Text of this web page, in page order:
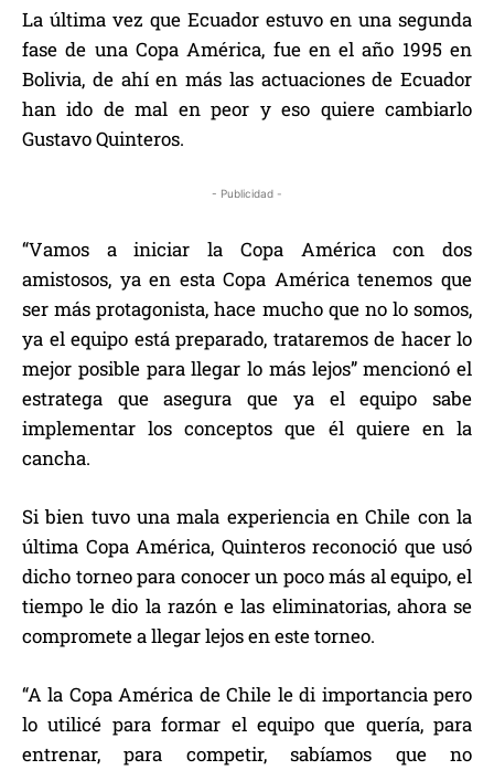
La última vez que Ecuador estuvo en una segunda
fase de una Copa América, fue en el año 1995 en
Bolivia, de ahí en más las actuaciones de Ecuador
han ido de mal en peor y eso quiere cambiarlo
Gustavo Quinteros.
- Publicidad -
“Vamos a iniciar la Copa América con dos
amistosos, ya en esta Copa América tenemos que
ser más protagonista, hace mucho que no lo somos,
ya el equipo está preparado, trataremos de hacer lo
mejor posible para llegar lo más lejos” mencionó el
estratega que asegura que ya el equipo sabe
implementar los conceptos que él quiere en la
cancha.
Si bien tuvo una mala experiencia en Chile con la
última Copa América, Quinteros reconoció que usó
dicho torneo para conocer un poco más al equipo, el
tiempo le dio la razón e las eliminatorias, ahora se
compromete a llegar lejos en este torneo.
“A la Copa América de Chile le di importancia pero
lo utilicé para formar el equipo que quería, para
entrenar, para competir, sabíamos que no